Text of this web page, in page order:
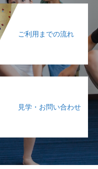
ご利用までの流れ
見学・お問い合わせ